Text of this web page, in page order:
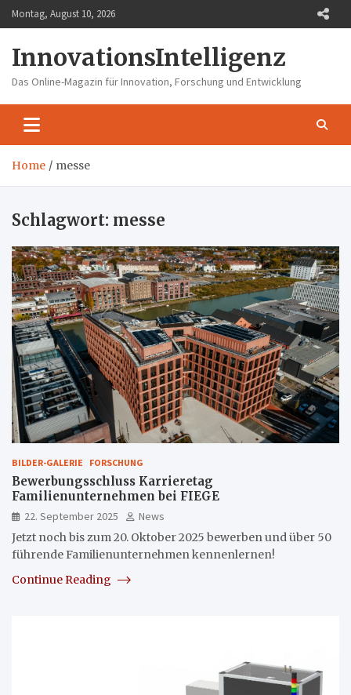
Skip
to
Montag, August 10, 2026
InnovationsIntelligenz
Das Online-Magazin für Innovation, Forschung und Entwicklung
Home messe
Schlagwort: messe
BILDER-GALERIE FORSCHUNG
Bewerbungsschluss Karrieretag
Familienunternehmen bei FIEGE
22. September 2025
News
Jetzt noch bis zum 20. Oktober 2025 bewerben und über 50
führende Familienunternehmen kennenlernen!
Continue Reading